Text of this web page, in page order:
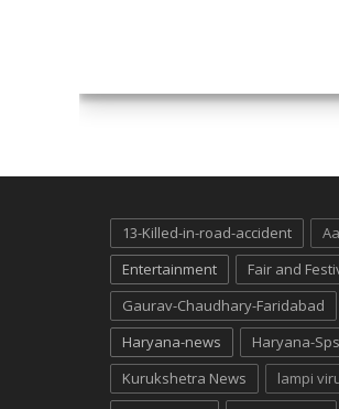
13-Killed-in-road-accident
Entertainment
Fair and
Gaurav-Chaudhary-Faridabad
Haryana-news
Haryana-
Kurukshetra News
lampi